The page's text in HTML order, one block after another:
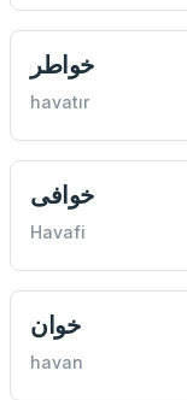
خواطر
havatır
خوافی
Havafi
خوان
havan